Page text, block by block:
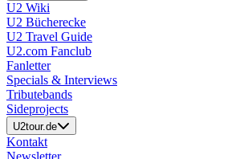
U2 Wiki
U2 Bücherecke
U2 Travel Guide
U2.com Fanclub
Fanletter
Specials & Interviews
Tributebands
Sideprojects
U2tour.de
Kontakt